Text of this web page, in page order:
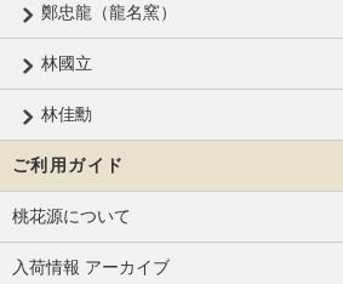
鄭忠龍（龍名窯）
林國立
林佳勳
ご利用ガイド
桃花源について
入荷情報 アーカイブ